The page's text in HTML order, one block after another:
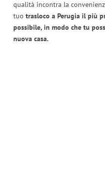
qualità incontra la
tuo trasloco a Perugia il più
possibile, in modo che tu
nuova casa.